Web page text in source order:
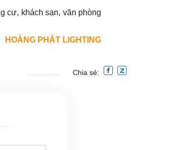
cư, khách sạn, văn phòng
HOÀNG PHÁT LIGHTING
Chia sẻ: